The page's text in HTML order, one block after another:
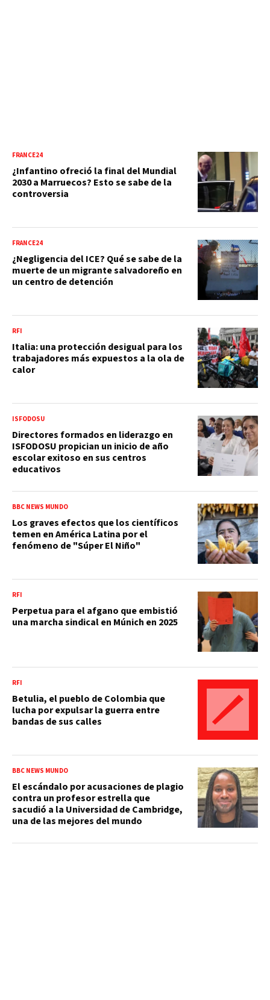
FRANCE24
¿Infantino ofreció la final del Mundial
2030 a Marruecos? Esto se sabe de la
controversia
FRANCE24
¿Negligencia del ICE? Qué se sabe de la
muerte de un migrante salvadoreño en
un centro de detención
RFI
Italia: una protección desigual para los
trabajadores más expuestos a la ola de
calor
ISFODOSU
Directores formados en liderazgo en
ISFODOSU propician un inicio de año
escolar exitoso en sus centros
educativos
BBC NEWS MUNDO
Los graves efectos que los científicos
temen en América Latina por el
fenómeno de "Súper El Niño"
RFI
Perpetua para el afgano que embistió
una marcha sindical en Múnich en 2025
RFI
Betulia, el pueblo de Colombia que
lucha por expulsar la guerra entre
bandas de sus calles
BBC NEWS MUNDO
El escándalo por acusaciones de plagio
contra un profesor estrella que
sacudió a la Universidad de Cambridge,
una de las mejores del mundo